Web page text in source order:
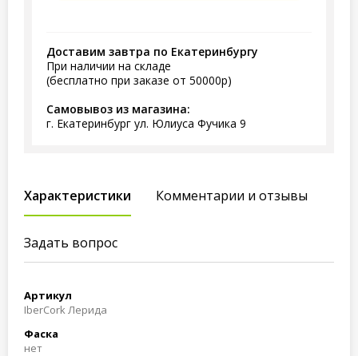
Доставим завтра по Екатеринбургу
При наличии на складе
(бесплатно при заказе от 50000р)
Самовывоз из магазина:
г. Екатеринбург ул. Юлиуса Фучика 9
Характеристики Комментарии и отзывы
Задать вопрос
Артикул
IberCork Лерида
Фаска
нет